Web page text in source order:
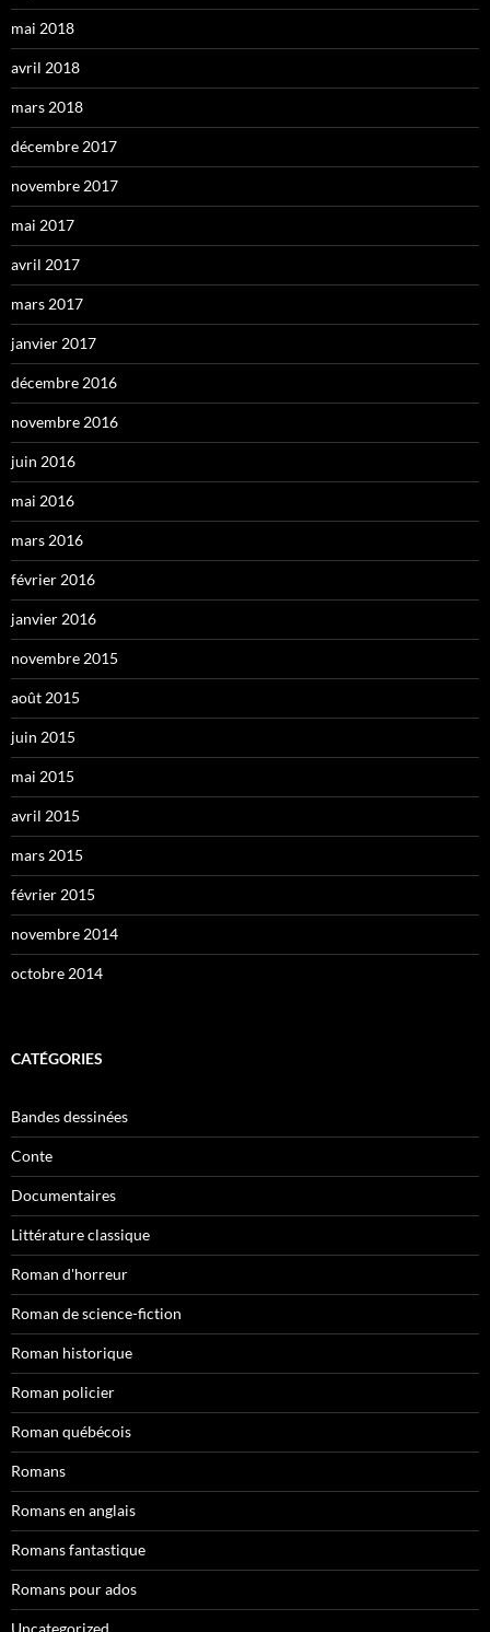
mai 2018
avril 2018
mars 2018
décembre 2017
novembre 2017
mai 2017
avril 2017
mars 2017
janvier 2017
décembre 2016
novembre 2016
juin 2016
mai 2016
mars 2016
février 2016
janvier 2016
novembre 2015
août 2015
juin 2015
mai 2015
avril 2015
mars 2015
février 2015
novembre 2014
octobre 2014
CATÉGORIES
Bandes dessinées
Conte
Documentaires
Littérature classique
Roman d'horreur
Roman de science-fiction
Roman historique
Roman policier
Roman québécois
Romans
Romans en anglais
Romans fantastique
Romans pour ados